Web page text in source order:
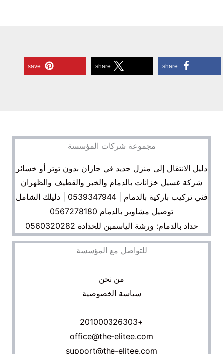
share
share
save
مجموعة شركات المؤسسة
دليل الانتقال إلى منزل جديد في جازان بدون توتر أو خسائر
شركة غسيل خزانات بالدمام والخبر والقطيف والظهران
فني تركيب باركية بالدمام | 0539347944 | دليلك الشامل
توصيل مشاوير بالدمام 0567278180
حداد بالدمام: ورشة الياسمين للحدادة 0560320282
للتواصل مع المؤسسة
من نحن
سياسة الخصوصية
+201000326303
office@the-elitee.com
support@the-elitee.com